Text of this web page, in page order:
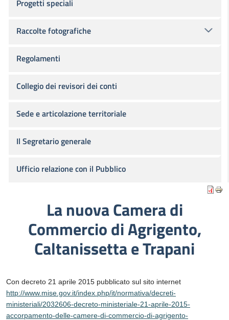
La nuova Camera di
Commercio di Agrigento,
Caltanissetta e Trapani
Con decreto 21 aprile 2015 pubblicato sul sito internet
http://www.mise.gov.it/index.php/it/normativa/decreti-
ministeriali/2032606-decreto-ministeriale-21-aprile-2015-
accorpamento-delle-camere-di-commercio-di-agrigento-
Progetti speciali
Raccolte fotografiche
Regolamenti
Collegio dei revisori dei conti
Sede e articolazione territoriale
Il Segretario generale
Ufficio relazione con il Pubblico